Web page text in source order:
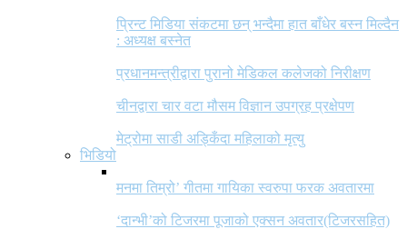
प्रिन्ट मिडिया संकटमा छन् भन्दैमा हात बाँधेर बस्न मिल्दैन
: अध्यक्ष बस्नेत
प्रधानमन्त्रीद्वारा पुरानो मेडिकल कलेजको निरीक्षण
चीनद्वारा चार वटा मौसम विज्ञान उपग्रह प्रक्षेपण
मेट्रोमा साडी अड्किँदा महिलाको मृत्यु
भिडियो
मनमा तिम्रो’ गीतमा गायिका स्वरुपा फरक अवतारमा
‘दान्भी’को टिजरमा पूजाको एक्सन अवतार(टिजरसहित)